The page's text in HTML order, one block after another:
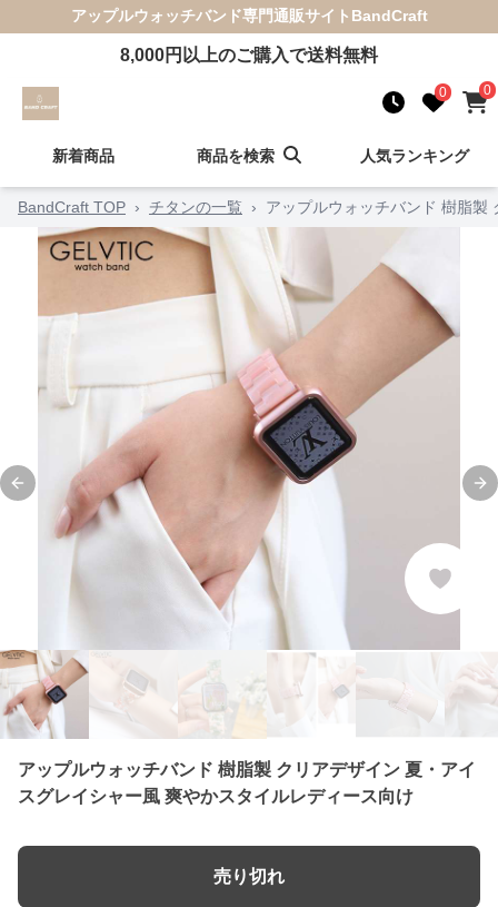
アップルウォッチバンド専門通販サイト BandCraft
8,000円以上のご購入で送料無料
0 0
新着商品 商品を検索 人気ランキング
BandCraft TOP › チタンの一覧 › アップルウォッチバンド 樹脂製
Previous slide
アップルウォッチバンド 樹脂製 クリアデザイン 夏・アイ
スグレイシャー風 爽やかスタイルレディース向け
売り切れ